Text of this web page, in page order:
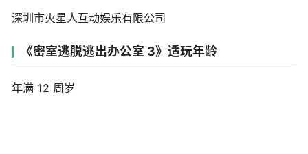
深圳市火星人互动娱乐有限公司
《密室逃脱逃出办公室 3》适玩年龄
年满 12 周岁